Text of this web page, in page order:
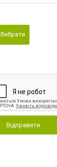
Вибрати
Відправити